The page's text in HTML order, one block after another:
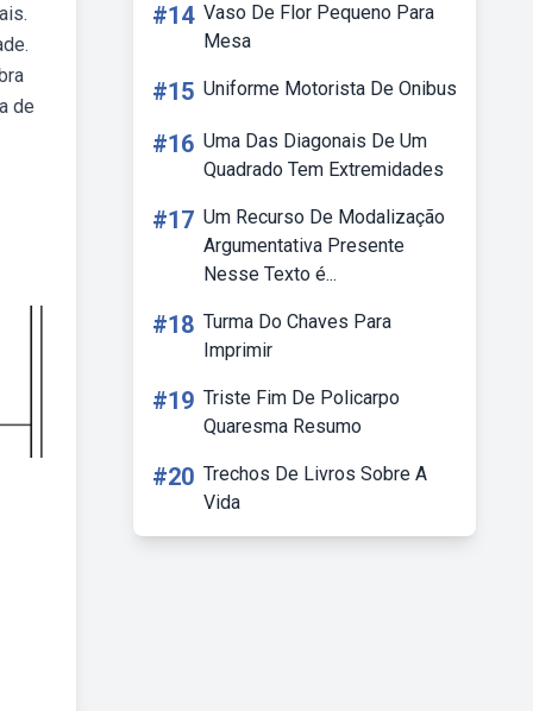
de
#14 Vaso De Flor Pequeno Para
Mesa
#15 Uniforme Motorista De Onibus
#16 Uma Das Diagonais De Um
Quadrado Tem Extremidades
#17 Um Recurso De Modalização
Argumentativa Presente
Nesse Texto é...
#18 Turma Do Chaves Para
Imprimir
#19 Triste Fim De Policarpo
Quaresma Resumo
#20 Trechos De Livros Sobre A
Vida